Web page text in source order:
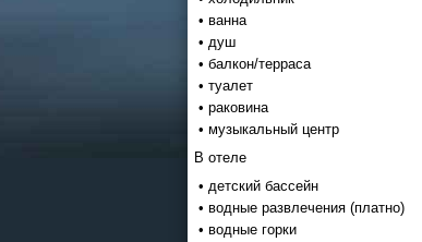
• ванна
• душ
• балкон/терраса
• туалет
• раковина
• музыкальный центр
В отеле
• детский бассейн
• водные развлечения (платно)
• водные горки